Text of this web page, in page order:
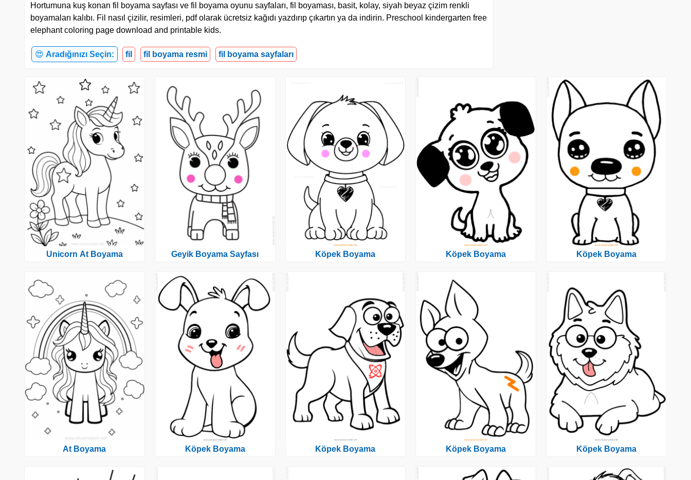
Hortumuna kuş konan fil boyama sayfası ve fil boyama oyunu sayfaları, fil boyaması, basit, kolay, siyah beyaz çizim renkli
boyamaları kalıbı. Fil nasıl çizilir, resimleri, pdf olarak ücretsiz kağıdı yazdırıp çıkartın ya da indirin. Preschool kindergarten free
elephant coloring page download and printable kids.
😍 Aradığınızı Seçin: fil fil boyama resmi fil boyama sayfaları
Unicorn At Boyama
At Boyama
Geyik Boyama Sayfası
Köpek Boyama
Köpek Boyama
Köpek Boyama
Köpek Boyama
Köpek Boyama
Köpek Boyama
Köpek Boyama